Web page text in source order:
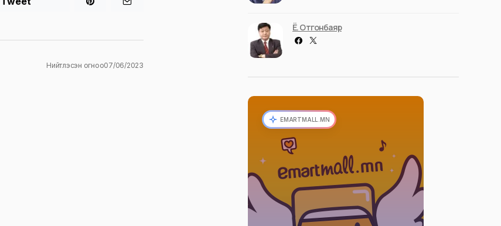
Нийтлэсэн огноо07/06/2023
Ё. Отгонбаяр
EMARTMALL.MN